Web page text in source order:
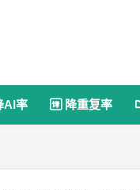
AI率  降重复率